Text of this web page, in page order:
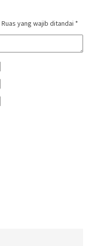
Ruas yang wajib ditandai *